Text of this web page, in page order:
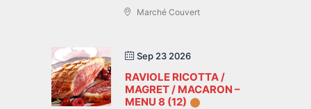
Marché Couvert
Sep 23 2026
RAVIOLE RICOTTA /
MAGRET / MACARON –
MENU 8 (12)